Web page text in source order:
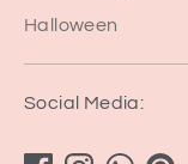
Halloween
Social Media: